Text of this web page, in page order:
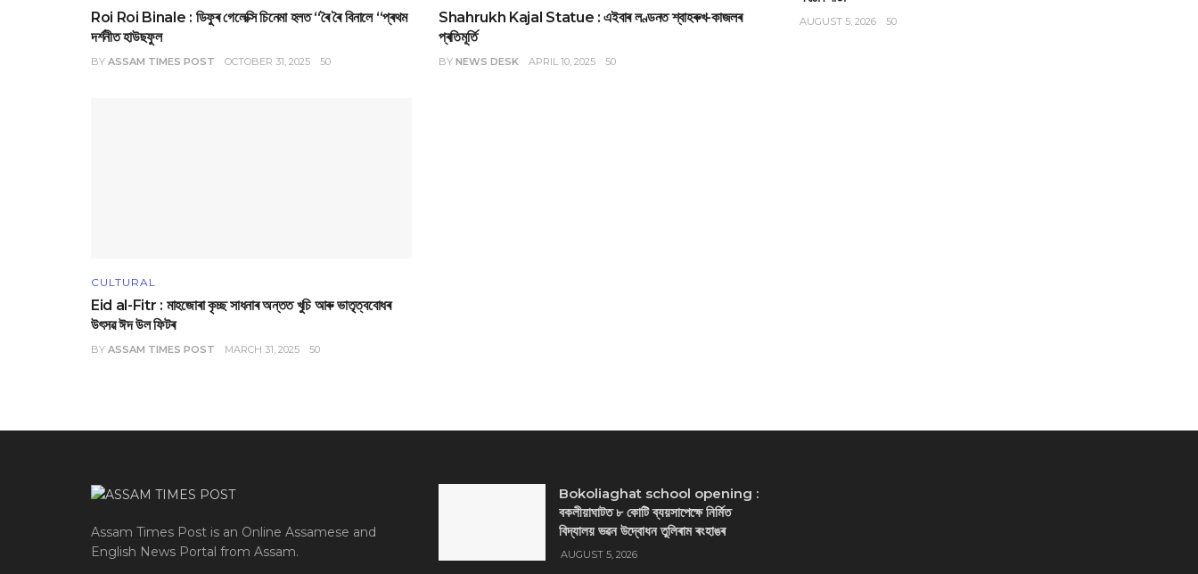
Roi Roi Binale : ডিফুৰ গেলেক্সি চিনেমা হলত “ৰৈ ৰৈ বিনালে “প্ৰথম
দৰ্শনীত হাউছফুল
BY ASSAM TIMES POST OCTOBER 31, 2025 50
Shahrukh Kajal Statue : এইবাৰ লণ্ডনত শ্বাহৰুখ-কাজলৰ
প্ৰতিমূৰ্তি
BY NEWS DESK APRIL 10, 2025 50
CULTURAL
Eid al-Fitr : মাহজোৰা কৃচ্ছ সাধনাৰ অন্তত খুচি আৰু ভাতৃত্ববোধৰ
উৎসৱ ঈদ উল ফিটৰ
BY ASSAM TIMES POST MARCH 31, 2025 50
AUGUST 5, 2026 50
Assam Times Post is an Online Assamese and
English News Portal from Assam.
Bokoliaghat school opening :
বকলীয়াঘাটত ৮ কোটি ব্যয়সাপেক্ষে নির্মিত
বিদ্যালয় ভৱন উদ্বোধন তুলিৰাম ৰংহাঙৰ
AUGUST 5, 2026